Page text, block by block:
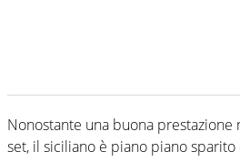
Nonostante una buona prestazione
set, il siciliano è piano piano